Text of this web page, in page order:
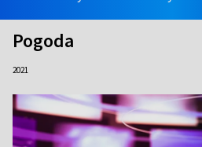
Pogoda
2021